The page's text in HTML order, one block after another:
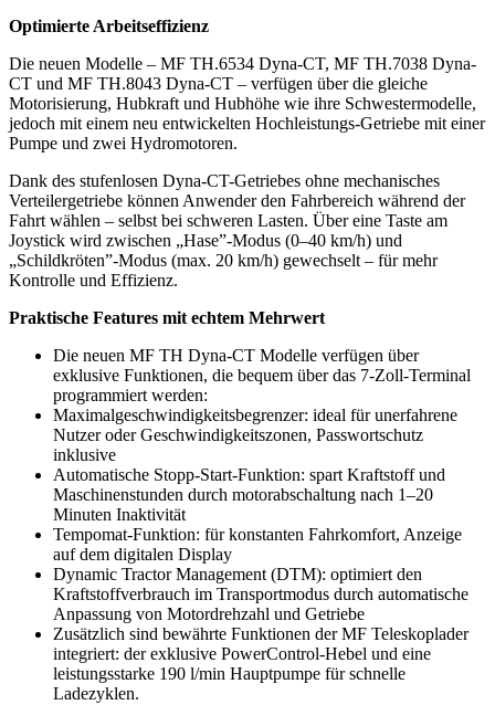
Optimierte Arbeitseffizienz
Die neuen Modelle – MF TH.6534 Dyna-CT, MF TH.7038 Dyna-
CT und MF TH.8043 Dyna-CT – verfügen über die gleiche
Motorisierung, Hubkraft und Hubhöhe wie ihre Schwestermodelle,
jedoch mit einem neu entwickelten Hochleistungs-Getriebe mit einer
Pumpe und zwei Hydromotoren.
Dank des stufenlosen Dyna-CT-Getriebes ohne mechanisches
Verteilergetriebe können Anwender den Fahrbereich während der
Fahrt wählen – selbst bei schweren Lasten. Über eine Taste am
Joystick wird zwischen „Hase”-Modus (0–40 km/h) und
„Schildkröten”-Modus (max. 20 km/h) gewechselt – für mehr
Kontrolle und Effizienz.
Praktische Features mit echtem Mehrwert
Die neuen MF TH Dyna-CT Modelle verfügen über
exklusive Funktionen, die bequem über das 7-Zoll-Terminal
programmiert werden:
Maximalgeschwindigkeitsbegrenzer: ideal für unerfahrene
Nutzer oder Geschwindigkeitszonen, Passwortschutz
inklusive
Automatische Stopp-Start-Funktion: spart Kraftstoff und
Maschinenstunden durch motorabschaltung nach 1–20
Minuten Inaktivität
Tempomat-Funktion: für konstanten Fahrkomfort, Anzeige
auf dem digitalen Display
Dynamic Tractor Management (DTM): optimiert den
Kraftstoffverbrauch im Transportmodus durch automatische
Anpassung von Motordrehzahl und Getriebe
Zusätzlich sind bewährte Funktionen der MF Teleskoplader
integriert: der exklusive PowerControl-Hebel und eine
leistungsstarke 190 l/min Hauptpumpe für schnelle
Ladezyklen.